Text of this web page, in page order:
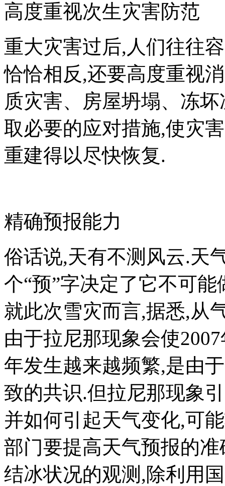
高度重视次生灾害防范
重大灾害过后,人们往往
恰恰相反,还要高度重视
质灾害、房屋坍塌、冻
取必要的应对措施,使灾
重建得以尽快恢复.
精确预报能力
俗话说,天有不测风云.天
个“预”字决定了它不可
就此次雪灾而言,据悉,从
由于拉尼那现象会使
年发生越来越频繁,是由
致的共识.但拉尼那现象
并如何引起天气变化,可
部门要提高天气预报的
结冰状况的观测,除利用